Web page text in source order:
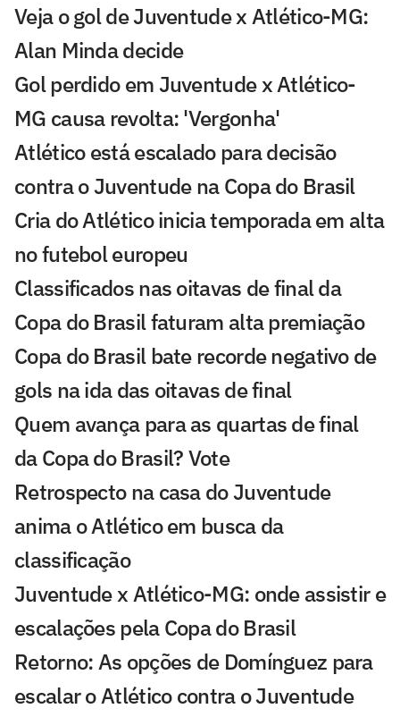
Veja o gol de Juventude x Atlético-MG:
Alan Minda decide
Gol perdido em Juventude x Atlético-
MG causa revolta: 'Vergonha'
Atlético está escalado para decisão
contra o Juventude na Copa do Brasil
Cria do Atlético inicia temporada em alta
no futebol europeu
Classificados nas oitavas de final da
Copa do Brasil faturam alta premiação
Copa do Brasil bate recorde negativo de
gols na ida das oitavas de final
Quem avança para as quartas de final
da Copa do Brasil? Vote
Retrospecto na casa do Juventude
anima o Atlético em busca da
classificação
Juventude x Atlético-MG: onde assistir e
escalações pela Copa do Brasil
Retorno: As opções de Domínguez para
escalar o Atlético contra o Juventude